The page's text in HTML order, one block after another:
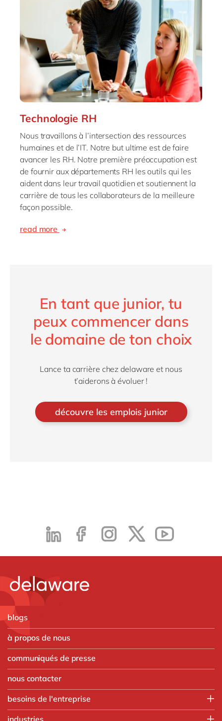
Technologie RH
Nous travaillons à l’intersection des ressources
humaines et de l’IT. Notre but ultime est de faire
avancer les RH. Notre première préoccupation est
de fournir aux départements RH les outils qui les
aident dans leur travail quotidien et soutiennent la
carrière de tous les collaborateurs de la meilleure
façon possible.
read more
En tant que junior, tu
peux commencer dans
le domaine de ton choix
Lance ta carrière chez delaware et nous
t’aiderons à évoluer !
découvre les emplois junior
blogs
à propos de nous
communiqués de presse
nous contacter
besoins de l'entreprise
industries